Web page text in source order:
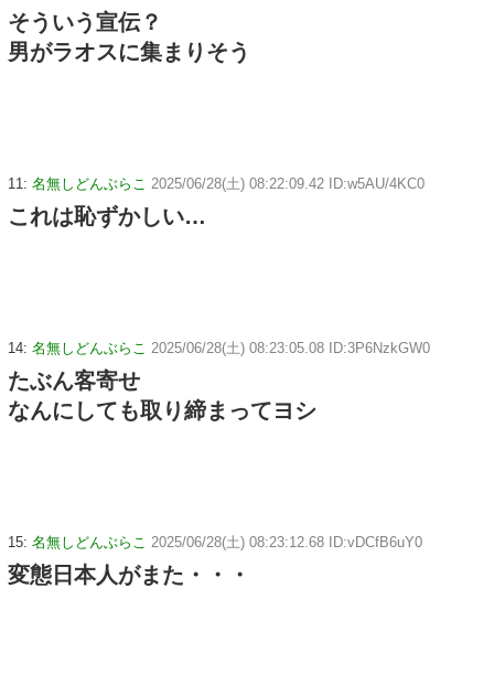
そういう宣伝？
男がラオスに集まりそう
11: 名無しどんぶらこ 2025/06/28(土) 08:22:09.42 ID:w5AU/4KC0
これは恥ずかしい…
14: 名無しどんぶらこ 2025/06/28(土) 08:23:05.08 ID:3P6NzkGW0
たぶん客寄せ
なんにしても取り締まってヨシ
15: 名無しどんぶらこ 2025/06/28(土) 08:23:12.68 ID:vDCfB6uY0
変態日本人がまた・・・